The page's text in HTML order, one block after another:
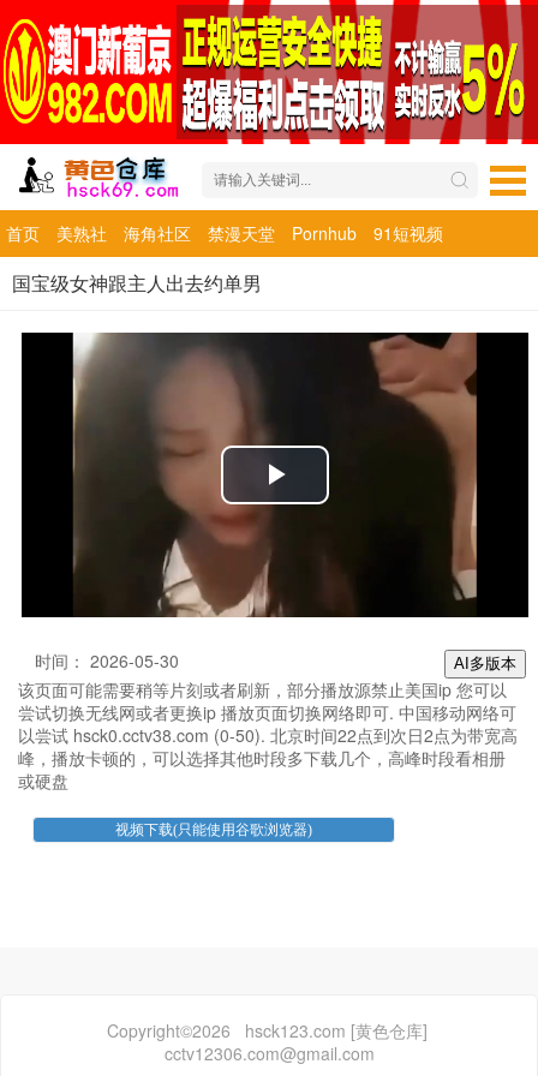
首页 美熟社 海角社区 禁漫天堂 Pornhub 91短视频
国宝级女神跟主人出去约单男
AI多版本
时间： 2026-05-30
该页面可能需要稍等片刻或者刷新，部分播放源禁止美国ip 您可以
尝试切换无线网或者更换ip 播放页面切换网络即可. 中国移动网络可
以尝试 hsck0.cctv38.com (0-50). 北京时间22点到次日2点为带宽高
峰，播放卡顿的，可以选择其他时段多下载几个，高峰时段看相册
或硬盘
Copyright©2026 hsck123.com [黄色仓库]
cctv12306.com@gmail.com